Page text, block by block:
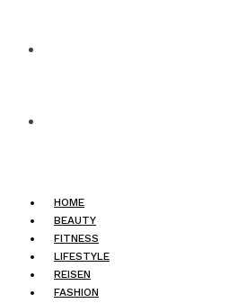
HOME
BEAUTY
FITNESS
LIFESTYLE
REISEN
FASHION